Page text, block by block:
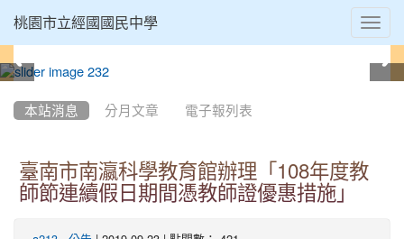
桃園市立經國國民中學
本站消息 分月文章 電子報列表
臺南市南瀛科學教育館辦理「108年度教
師節連續假日期間憑教師證優惠措施」